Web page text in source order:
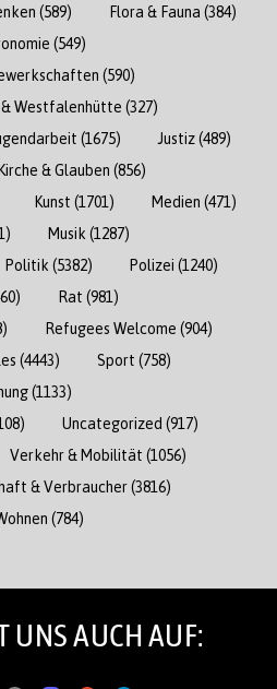
(589) Flora & Fauna (384)
(549)
(590)
& Westfalenhütte (327)
(1675) Justiz(489)
& Glauben (856)
Kunst (1701) Medien (471)
Musik (1287)
Politik (5382) Polizei (1240)
Rat (981)
Refugees Welcome (904)
(4443) Sport (758)
(1133)
Uncategorized (917)
Verkehr & Mobilität (1056)
& Verbraucher(3816)
(784)
UNS AUCH AUF: